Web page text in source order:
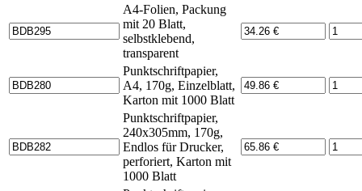
A4-Folien, Packung
mit 20 Blatt,
selbstklebend,
transparent
Punktschriftpapier,
A4, 170g, Einzelblatt,
Karton mit 1000 Blatt
Punktschriftpapier,
240x305mm, 170g,
Endlos für Drucker,
perforiert, Karton mit
1000 Blatt